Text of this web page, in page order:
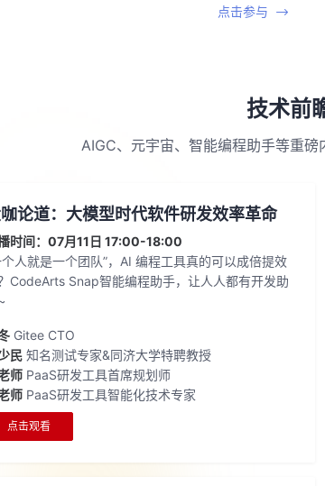
点击参与
技术前
AIGC、元宇宙、智能编程助手等重磅
论道：大模型时代软件研发效率革命
时间：07月11日 17:00-18:00
个人就是一个团队”，AI 编程工具真的可以成倍提效
CodeArts Snap智能编程助手，让人人都有开发助
Gitee CTO
民 知名测试专家&同济大学特聘教授
师 PaaS研发工具首席规划师
师 PaaS研发工具智能化技术专家
点击观看